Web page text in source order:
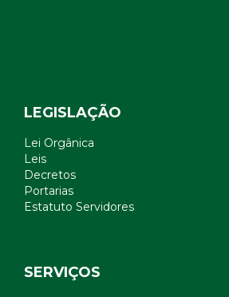
LEGISLAÇÃO
Lei Orgânica
Leis
Decretos
Portarias
Estatuto Servidores
SERVIÇOS